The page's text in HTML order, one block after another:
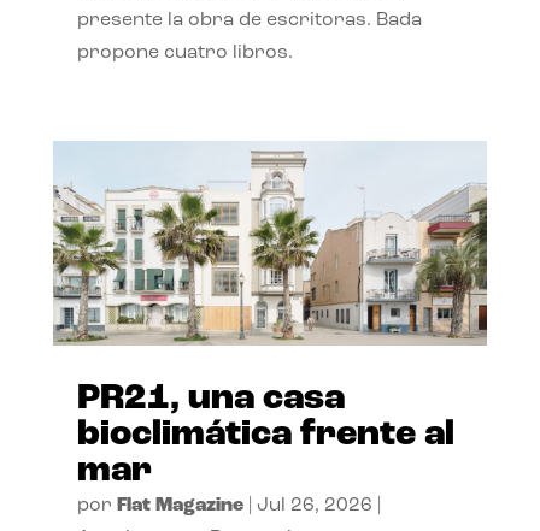
presente la obra de escritoras. Bada
propone cuatro libros.
PR21, una casa
bioclimática frente al
mar
por Flat Magazine| Jul 26, 2026